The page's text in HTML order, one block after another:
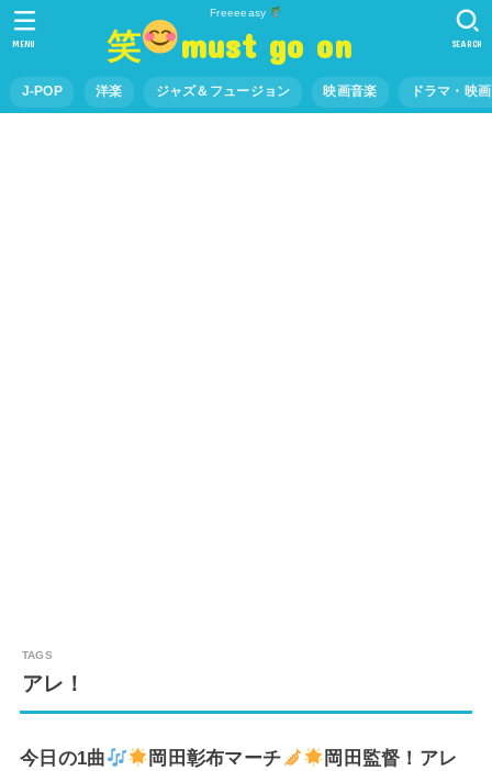
Freeeeasy
笑 must go on
J-POP 洋楽 ジャズ＆フュージョン 映画音楽 ドラマ・映
SEARCH
MENU
アレ！
今日の1曲 岡田彰布マーチ
岡田監督！アレ